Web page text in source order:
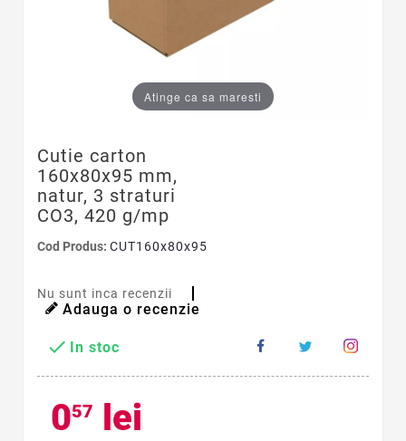
Atinge ca sa maresti
Cutie carton
160x80x95 mm,
natur, 3 straturi
CO3, 420 g/mp
Cod Produs: CUT160x80x95
Nu sunt inca recenzii
Adauga o recenzie
 In stoc
057 lei